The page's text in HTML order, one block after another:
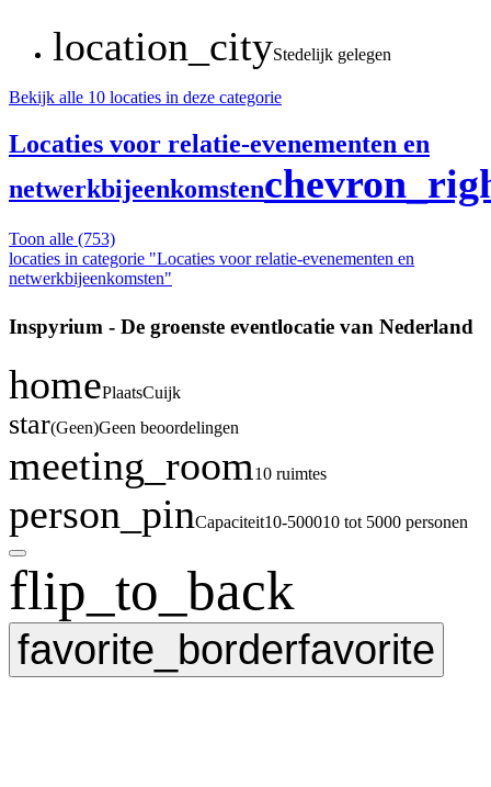
location_cityStedelijk gelegen
Bekijk alle 10 locaties in deze categorie
Locaties voor relatie-evenementen en
netwerkbijeenkomsten
Toon alle (753)
locaties in categorie "Locaties voor relatie-evenementen en
netwerkbijeenkomsten"
Inspyrium - De groenste eventlocatie van Nederland
homePlaatsCuijk
star(Geen)Geen beoordelingen
meeting_room10 ruimtes
person_pinCapaciteit10-500010 tot 5000 personen
flip_to_back
favorite_borderfavorite